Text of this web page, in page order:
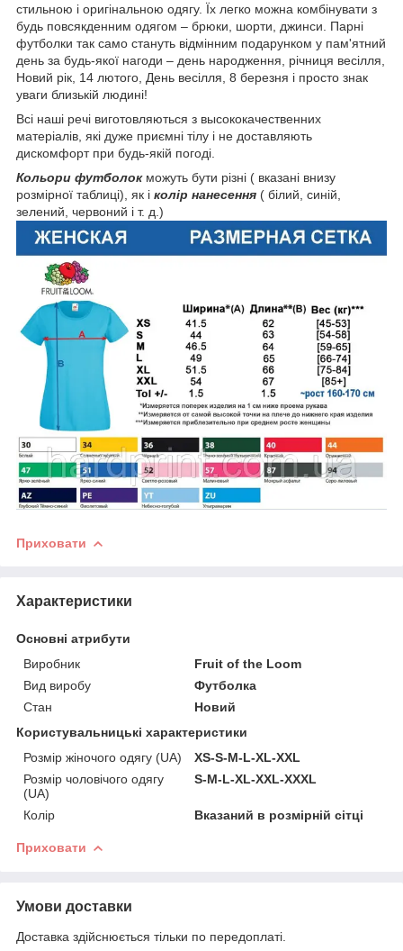
стильною і оригінальною одягу. Їх легко можна комбінувати з
будь повсякденним одягом – брюки, шорти, джинси. Парні
футболки так само стануть відмінним подарунком у пам'ятний
день за будь-якої нагоди – день народження, річниця весілля,
Новий рік, 14 лютого, День весілля, 8 березня і просто знак
уваги близькій людині!
Всі наші речі виготовляються з высококачественних
матеріалів, які дуже приємні тілу і не доставляють
дискомфорт при будь-якій погоді.
Кольори футболокможуть бути різні ( вказані внизу
розмірної таблиці), як і колір нанесення ( білий, синій,
зелений, червоний і т. д.)
Приховати
Характеристики
Основні атрибути
Виробник
Fruit of the Loom
Вид виробу
Футболка
Стан
Новий
Користувальницькі характеристики
Розмір жіночого одягу (UA)
XS-S-M-L-XL-XXL
Розмір чоловічого одягу
(UA)
S-M-L-XL-XXL-ХХХL
Колір Вказаний в розмірній сітці
Приховати
Умови доставки
Доставка здійснюється тільки по передоплаті.